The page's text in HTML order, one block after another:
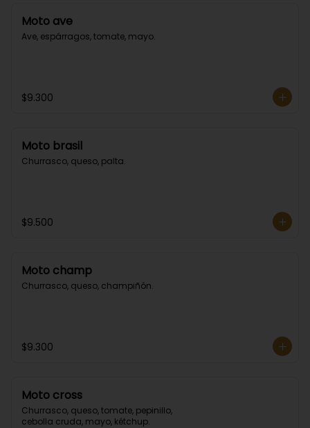
Moto ave
Ave, espárragos, tomate, mayo.
$9.300
Moto brasil
Churrasco, queso, palta.
$9.500
Moto champ
Churrasco, queso, champiñón.
$9.300
Moto cross
Churrasco, queso, tomate, pepinillo,
cebolla cruda, mayo, kétchup.